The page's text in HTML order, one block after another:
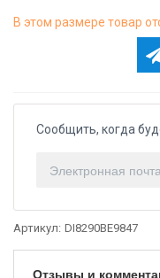
В этом размере товар
Сообщить, когда
Артикул: DI8290BE9847
Отзывы и